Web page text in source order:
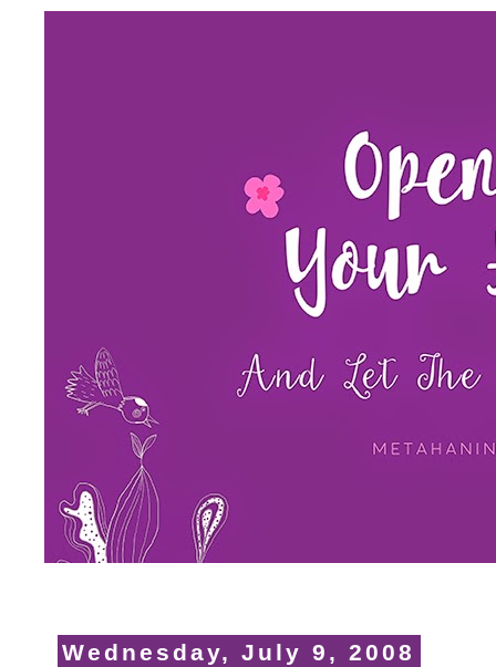
Wednesday, July 9, 2008